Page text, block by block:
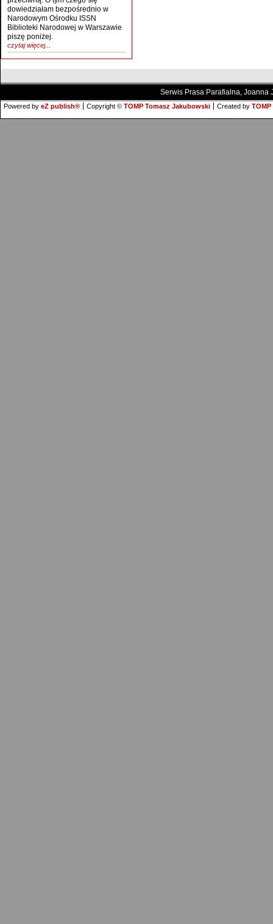
dowiedziałam bezpośrednio w
Narodowym Ośrodku ISSN
Biblioteki Narodowej w Warszawie
piszę poniżej.
czytaj więcej...
Serwis Prasa Parafialna, Joanna
Powered by eZ publish® Copyright © TOMP Tomasz Jakubowski Created by TOMP